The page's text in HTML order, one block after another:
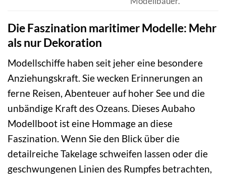
Die Faszination maritimer Modelle: Mehr
als nur Dekoration
Modellschiffe haben seit jeher eine besondere
Anziehungskraft. Sie wecken Erinnerungen an
ferne Reisen, Abenteuer auf hoher See und die
unbändige Kraft des Ozeans. Dieses Aubaho
Modellboot ist eine Hommage an diese
Faszination. Wenn Sie den Blick über die
detailreiche Takelage schweifen lassen oder die
geschwungenen Linien des Rumpfes betrachten,